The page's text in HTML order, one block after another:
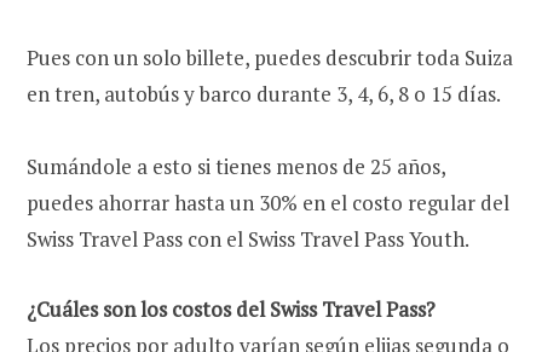
Pues con un solo billete, puedes descubrir toda Suiza
en tren, autobús y barco durante 3, 4, 6, 8 o 15 días.
Sumándole a esto si tienes menos de 25 años,
puedes ahorrar hasta un 30% en el costo regular del
Swiss Travel Pass con el Swiss Travel Pass Youth.
¿Cuáles son los costos del Swiss Travel Pass?
Los precios por adulto varían según elijas segunda o